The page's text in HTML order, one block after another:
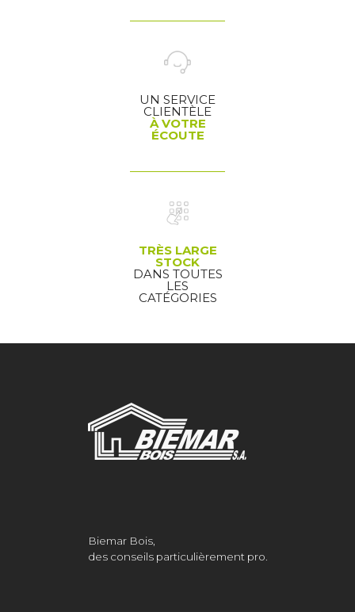
UN SERVICE
CLIENTÈLE
À VOTRE
ÉCOUTE
TRÈS LARGE
STOCK
DANS TOUTES
LES
CATÉGORIES
Biemar Bois,
des conseils particulièrement pro.